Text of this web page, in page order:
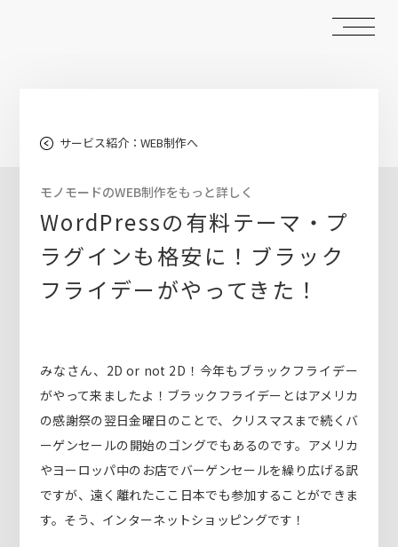
サービス紹介：WEB制作へ
モノモードのWEB制作をもっと詳しく
WordPressの有料テーマ・プ
ラグインも格安に！ブラック
フライデーがやってきた！
みなさん、2D or not 2D！今年もブラックフライデー
がやって来ましたよ！ブラックフライデーとはアメリカ
の感謝祭の翌日金曜日のことで、クリスマスまで続くバ
ーゲンセールの開始のゴングでもあるのです。アメリカ
やヨーロッパ中のお店でバーゲンセールを繰り広げる訳
ですが、遠く離れたここ日本でも参加することができま
す。そう、インターネットショッピングです！